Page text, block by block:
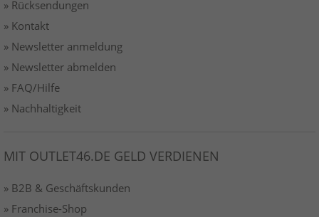
» Rücksendungen
» Kontakt
» Newsletter anmeldung
» Newsletter abmelden
» FAQ/Hilfe
» Nachhaltigkeit
MIT OUTLET46.DE GELD VERDIENEN
» B2B & Geschäftskunden
» Franchise-Shop